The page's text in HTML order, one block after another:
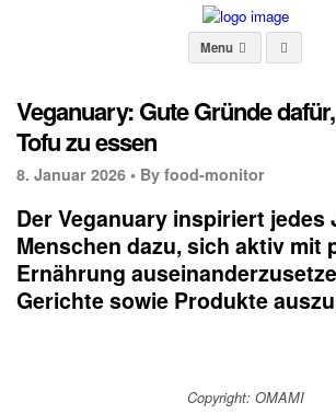
Menu
Veganuary: Gute Gründe
Tofu zu essen
8. Januar 2026 • By food-monitor
Der Veganuary inspiriert jedes
Menschen dazu, sich aktiv mit
Ernährung
Gerichte sowie Produkte
Copyright: OMAMI